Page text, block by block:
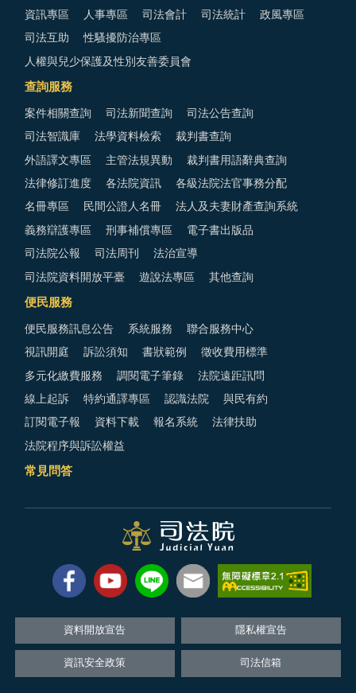
資訊專區 人事專區 司法會計 司法統計 政風專區
司法互助 性騷擾防治專區
人權與兒少保護及性別友善委員會
查詢服務
案件相關查詢 司法新聞查詢 司法公告查詢
司法智識庫 法學資料檢索 裁判書查詢
外語譯文專區 主管法規異動 裁判書用語辭典查詢
法律修訂進度 各法院資訊 各級法院法官事務分配
名冊專區 民間公證人名冊 法人及夫妻財產查詢系統
義務辯護專區 刑事補償專區 電子書出版品
司法院公報 司法周刊 法治宣導
司法院資料開放平臺 遊說法專區 其他查詢
便民服務
便民服務訊息公告 系統服務 聯合服務中心
視訊開庭 訴訟須知 書狀範例 徵收費用標準
多元化繳費服務 調閱電子筆錄 法院遠距訊問
線上起訴 特約通譯專區 認識法院 與民有約
訂閱電子報 資料下載 報名系統 法律扶助
法院程序與訴訟權益
常見問答
資料開放宣告 隱私權宣告
資訊安全政策 司法信箱